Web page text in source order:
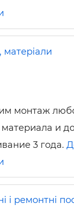
матеріали
монтаж
и
3 года.
і ремонтні